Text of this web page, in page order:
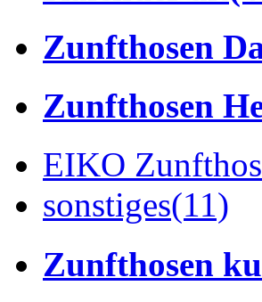
Zunfthosen
Zunfthosen
EIKO
sonstiges(11)
Zunfthosen